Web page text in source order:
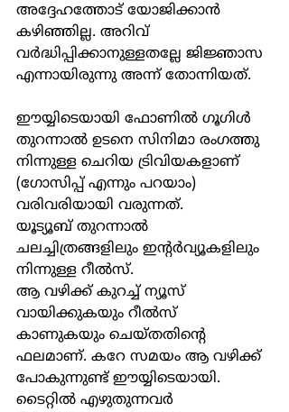
അദ്ദേഹത്തോട് യോജിക്കാൻ
കഴിഞ്ഞില്ല. അറിവ്
വർദ്ധിപ്പിക്കാനുള്ളതല്ലേ ജിജ്ഞാസ
എന്നായിരുന്നു അന്ന് തോന്നിയത്.
ഈയ്യിടെയായി ഫോണിൽ ഗൂഗിൾ
തുറന്നാൽ ഉടനെ സിനിമാ രംഗത്തു
നിന്നുള്ള ചെറിയ ട്രിവിയകളാണ്
(ഗോസിപ്പ് എന്നും പറയാം)
വരിവരിയായി വരുന്നത്.
യൂട്യൂബ് തുറന്നാൽ
ചലച്ചിത്രങ്ങളിലും ഇൻ്റർവ്യൂകളിലും
നിന്നുള്ള റീൽസ്.
ആ വഴിക്ക് കുറച്ച് ന്യൂസ്
വായിക്കുകയും റീൽസ്
കാണുകയും ചെയ്തതിൻ്റെ
ഫലമാണ്. കറേ സമയം ആ വഴിക്ക്
പോകുന്നുണ്ട് ഈയ്യിടെയായി.
ടൈറ്റിൽ എഴുതുന്നവർ